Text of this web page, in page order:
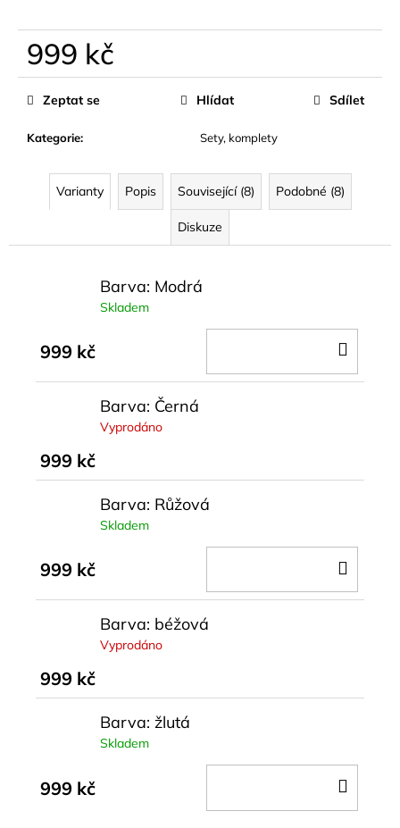
999 kč
Měrná
Kategorie: Sety, komplety
Zeptat se Hlídat Sdílet
Varianty Popis Související (8) Podobné (8)
Diskuze
Barva: Modrá
Skladem
999 kč
Barva: Černá
Vyprodáno
999 kč
Barva: Růžová
Skladem
999 kč
Barva: béžová
Vyprodáno
999 kč
Barva: žlutá
Skladem
999 kč